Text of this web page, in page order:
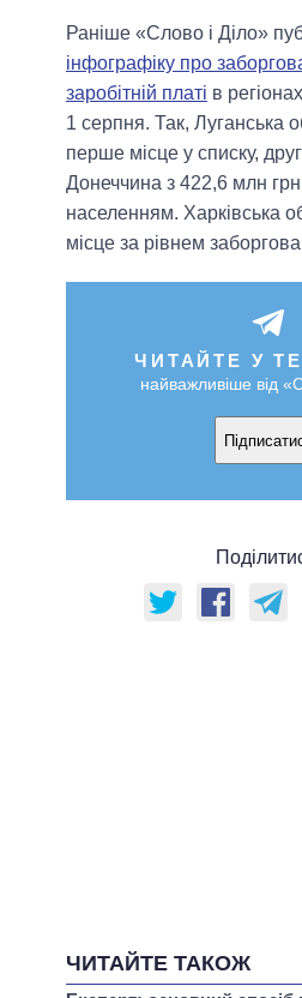
Раніше «Слово і Діло»
інфографіку про
заробітній платі в
1 серпня. Так, Луганська
перше місце у списку,
Донеччина з 422,6 млн
населенням. Харківська
місце за рівнем
ЧИТАЙТЕ У
найважливіше від
ЧИТАЙТЕ ТАКОЖ